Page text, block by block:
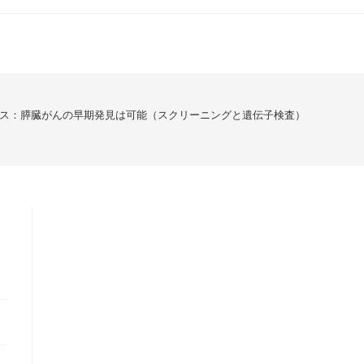
：膵臓がんの早期発見は可能（スクリーニングと遺伝子検査）